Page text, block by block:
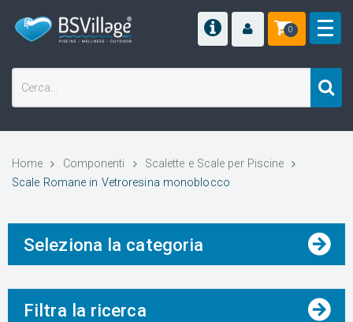
0
Home Componenti
Scalette e Scale per Piscine
Scale Romane in Vetroresina monoblocco
Seleziona la categoria
Filtra la ricerca